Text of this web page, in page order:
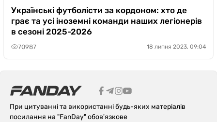
Українські футболісти за кордоном: хто де
грає та усі іноземні команди наших легіонерів
в сезоні 2025-2026
70987 18 липня 2023, 09:04
При цитуванні та використанні будь-яких матеріалів
посилання на "FanDay" обов'язкове